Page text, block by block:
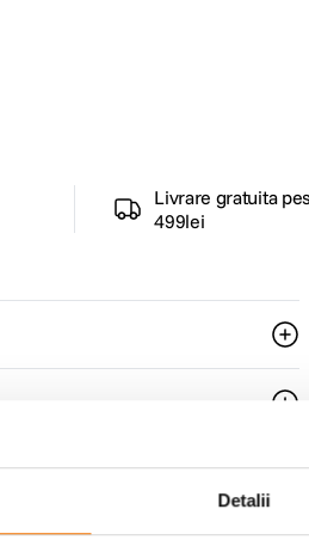
Detalii
Livrare gratuita
499lei